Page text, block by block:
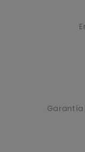
Garantía